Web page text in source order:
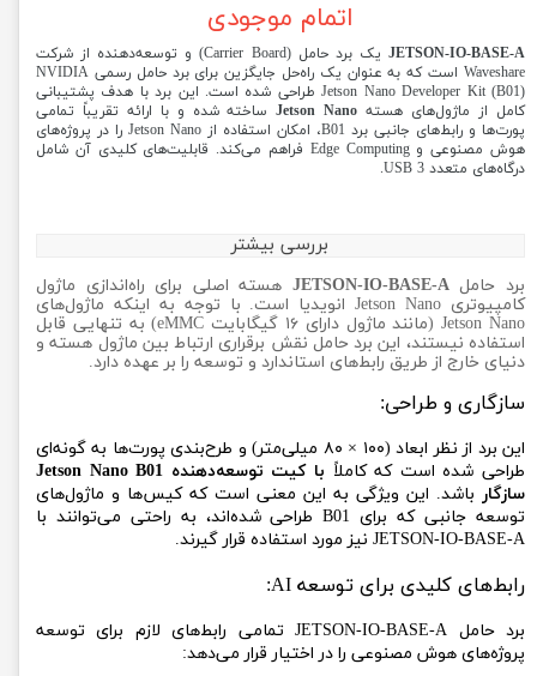
اتمام موجودی
JETSON-IO-BASE-A
یک برد حامل (Carrier Board) و توسعه‌دهنده از شرکت
Waveshare است که به عنوان یک راه‌حل جایگزین برای برد حامل رسمی NVIDIA
Jetson Nano Developer Kit (B01) طراحی شده است. این برد با هدف پشتیبانی
کامل از ماژول‌های هسته Jetson Nanoساخته شده و با ارائه تقریباً تمامی
پورت‌ها و رابط‌های جانبی برد B01، امکان استفاده از Jetson Nano را در پروژه‌های
هوش مصنوعی و Edge Computing فراهم می‌کند. قابلیت‌های کلیدی آن شامل
درگاه‌های متعدد USB 3.
بررسی بیشتر
برد حاملJETSON-IO-BASE-A هسته اصلی برای راه‌اندازی ماژول
کامپیوتری Jetson Nano انویدیا است. با توجه به اینکه ماژول‌های
Jetson Nano (مانند ماژول دارای ۱۶ گیگابایت eMMC) به تنهایی قابل
استفاده نیستند، این برد حامل نقش برقراری ارتباط بین ماژول هسته و
دنیای خارج از طریق رابط‌های استاندارد و توسعه را بر عهده دارد.
سازگاری و طراحی:
این برد از نظر ابعاد (۱۰۰ × ۸۰ میلی‌متر) و طرح‌بندی پورت‌ها به گونه‌ای
طراحی شده است که کاملاً
با کیت توسعه‌دهنده Jetson Nano B01
سازگار باشد. این ویژگی به این معنی است که کیس‌ها و ماژول‌های
توسعه جانبی که برای B01 طراحی شده‌اند، به راحتی می‌توانند با
JETSON-IO-BASE-A نیز مورد استفاده قرار گیرند.
رابط‌های کلیدی برای توسعه AI:
برد حامل JETSON-IO-BASE-A تمامی رابط‌های لازم برای توسعه
پروژه‌های هوش مصنوعی را در اختیار قرار می‌دهد: